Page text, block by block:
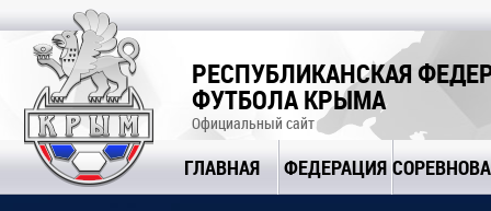
РЕСПУБЛИКАНСКАЯ
ФУТБОЛА КРЫМА
Официальный сайт
ГЛАВНАЯ ФЕДЕРАЦИЯ